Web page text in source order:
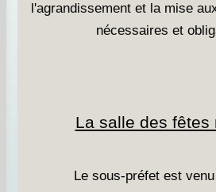
l'agrandissement et la mise
nécessaires et
La salle des fêtes
Le sous-préfet est